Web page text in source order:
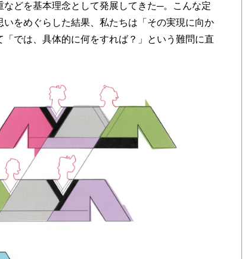
どを基本理念として発展してきた─。こんな定
をめぐらした結果、私たちは「その実現に向か
では、具体的に何をすれば？」という難問に直